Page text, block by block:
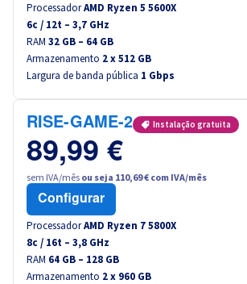
Singapore
India
Asia
World
ProcessadorAMD Ryzen 5 5600X
6c / 12t – 3,7 GHz
RAM 32 GB – 64 GB
Armazenamento 2 x 512 GB
Largura de banda pública 1 Gbps
RISE-GAME-2 Instalação gratuita
89,99 €
sem IVA/mês ou seja 110,69 € com IVA/mês
Configurar
ProcessadorAMD Ryzen 7 5800X
8c / 16t – 3,8 GHz
RAM 64 GB – 128 GB
Armazenamento 2 x 960 GB